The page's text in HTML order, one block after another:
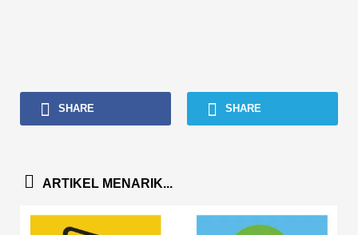
SHARE SHARE
ARTIKEL MENARIK...